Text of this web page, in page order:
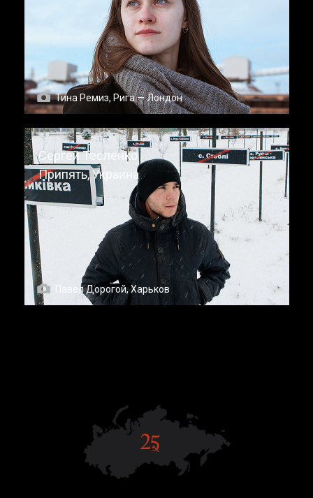
Тина Ремиз, Рига — Лондон
Сергей Тесленко
Припять, Украина
Павел Дорогой, Харьков